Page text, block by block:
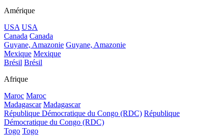
Amérique
USA USA
Canada Canada
Guyane, Amazonie Guyane, Amazonie
Mexique Mexique
Brésil Brésil
Afrique
Maroc Maroc
Madagascar Madagascar
République Démocratique du Congo (RDC) République
Démocratique du Congo (RDC)
Togo Togo